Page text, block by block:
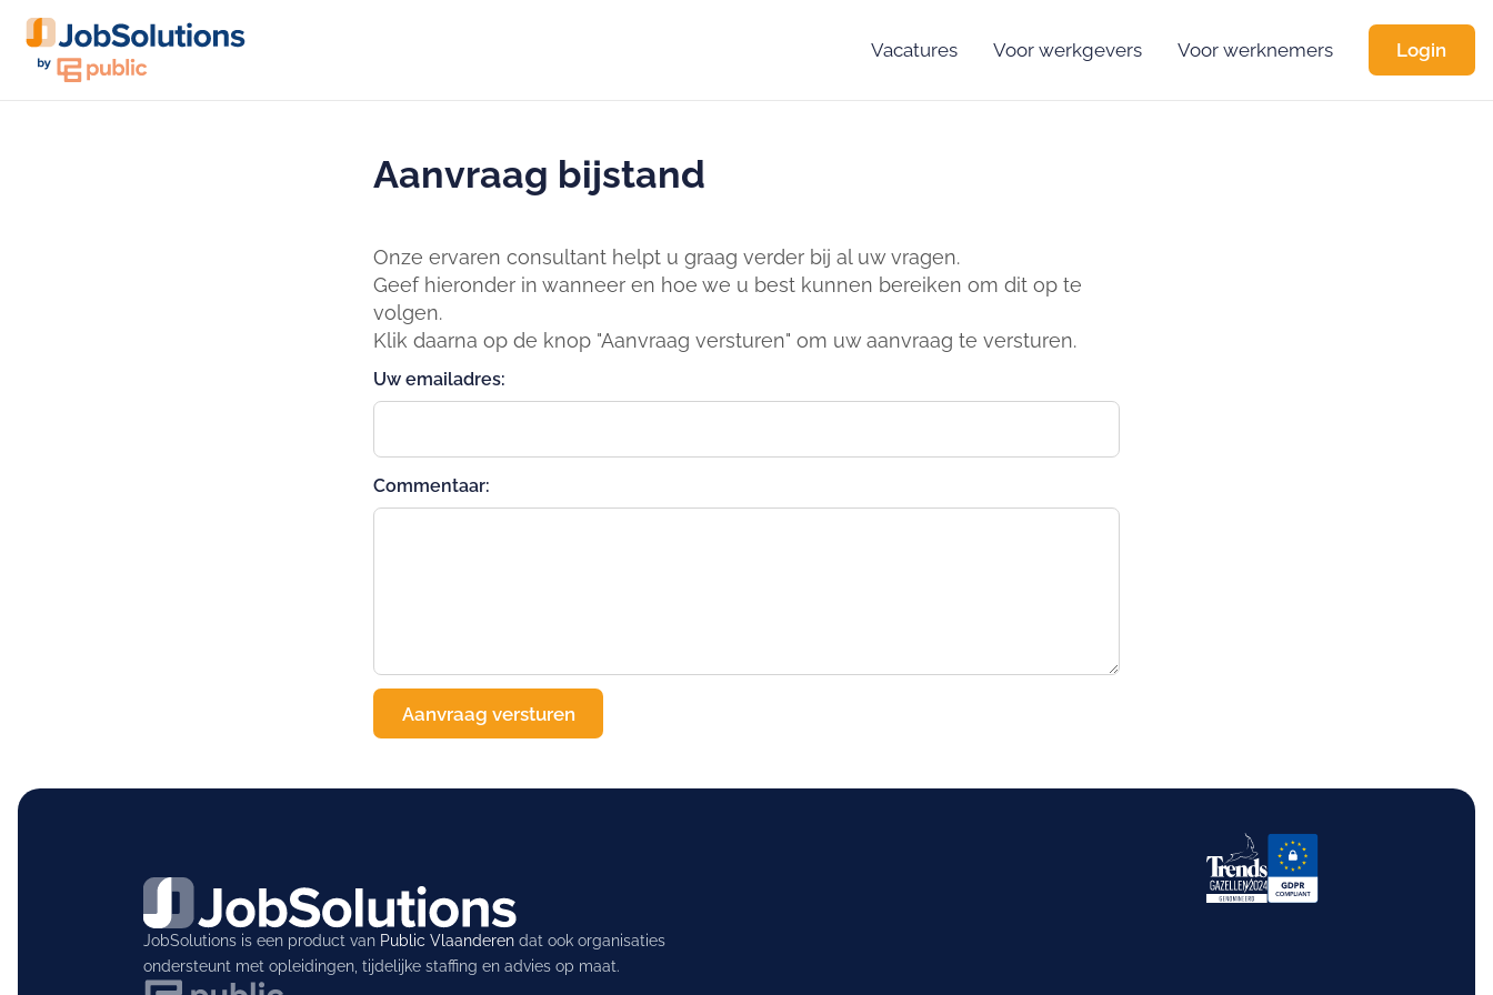
Vacatures Voor werkgevers Voor werknemers Login
Aanvraag bijstand
Onze ervaren consultant helpt u graag verder bij al uw vragen.
Geef hieronder in wanneer en hoe we u best kunnen bereiken om dit op te
volgen.
Klik daarna op de knop "Aanvraag versturen" om uw aanvraag te versturen.
Uw emailadres:
Commentaar:
JobSolutions is een product van Public Vlaanderendat ook organisaties
ondersteunt met opleidingen, tijdelijke staffing en advies op maat.